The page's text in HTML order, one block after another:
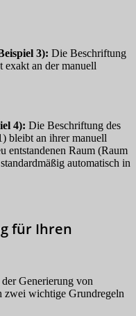
3): Die Beschriftung
exakt an der manuell
4): Die Beschriftung des
bleibt an ihrer manuell
entstandenen Raum (Raum
automatisch in
für Ihren
Generierung von
zwei wichtige Grundregeln